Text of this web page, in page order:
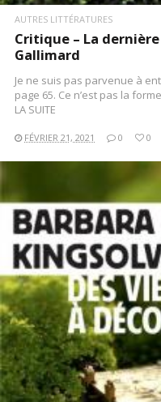
AUTRES LITTÉRATURES
Critique – La
Gallimard
Je ne suis pas parvenue à
page 65. Ce n’est pas la
LA SUITE
FÉVRIER 21, 2021 0 0